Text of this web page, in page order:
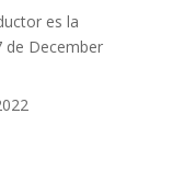
es la
de December